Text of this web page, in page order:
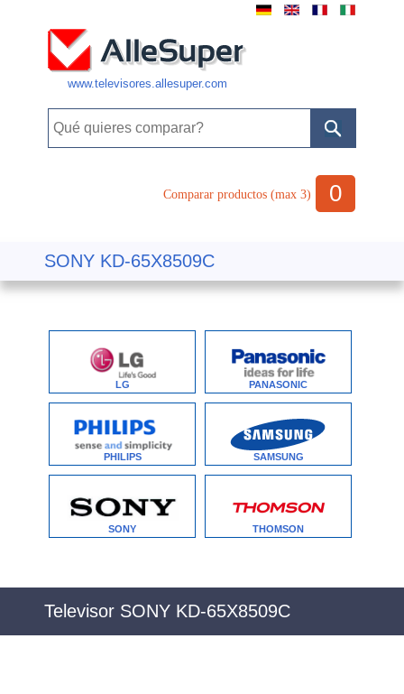
www.televisores.allesuper.com
Comparar productos (max 3) 0
SONY KD-65X8509C
LG PANASONIC
PHILIPS SAMSUNG
SONY THOMSON
Televisor SONY KD-65X8509C